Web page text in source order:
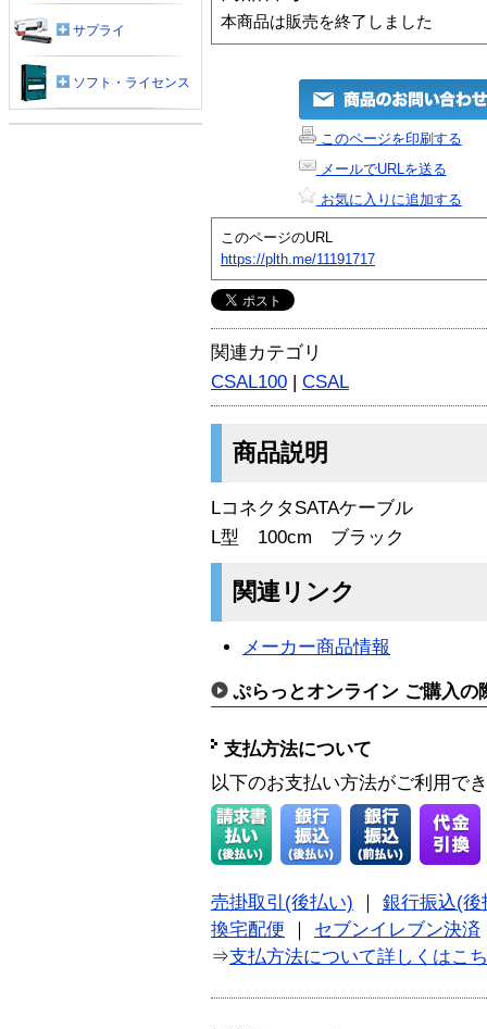
本商品は販売を終了しました
このページを印刷する
メールでURLを送る
お気に入りに追加する
このページのURL
https://plth.me/11191717
関連カテゴリ
CSAL100 | CSAL
商品説明
LコネクタSATAケーブル
L型 100cm ブラック
関連リンク
メーカー商品情報
ぷらっとオンライン ご購入の
支払方法について
以下のお支払い方法がご利用で
売掛取引(後払い)
銀行振込(後
換宅配便
セブンイレブン決済
⇒支払方法について詳しくはこ
サプライ
ソフト・ライセンス